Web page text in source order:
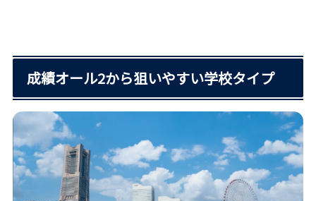
成績オール2から狙いやすい学校タイプ